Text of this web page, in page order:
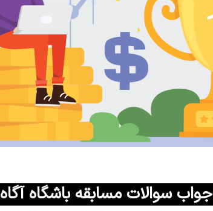
جواب سوالات مسابقه باشگاه آگاه 1402/08/01